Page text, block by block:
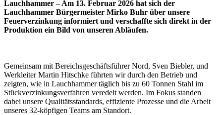
Lauchhammer– Am 13. Februar 2026 hat sich der
Lauchhammer Bürgermeister Mirko Buhr über unsere
Feuerverzinkung informiert und verschaffte sich direkt in der
Produktion ein Bild von unseren Abläufen.
Gemeinsam mit Bereichsgeschäftsführer Nord, Sven Biebler, und
Werkleiter Martin Hitschke führten wir durch den Betrieb und
zeigten, wie in Lauchhammer täglich bis zu 60 Tonnen Stahl im
Stückverzinkungsverfahren veredelt werden. Im Fokus standen
dabei unsere Qualitätsstandards, effiziente Prozesse und die Arbeit
unseres 32-köpfigen Teams am Standort.